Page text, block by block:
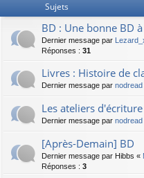
Sujets
BD : Une bonne BD
Dernier message par
Réponses : 31
Livres : Histoire de
Dernier message par nodread
Les ateliers d'écriture
Dernier message par nodread
[Après-Demain] BD
Dernier message par Hibbs «
Réponses : 3